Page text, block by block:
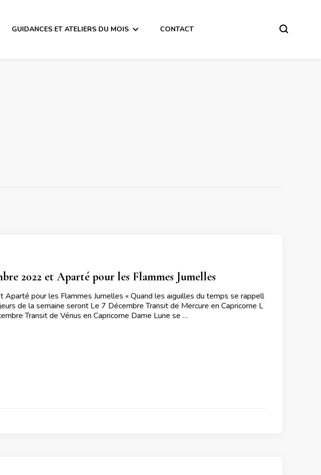
GUIDANCES ET ATELIERS DU MOIS CONTACT
2022 et Aparté pour les Flammes Jumelles
pour les Flammes Jumelles « Quand les aiguilles du temps se rappell
de la semaine seront Le 7 Décembre Transit de Mercure en Capricorne L
Transit de Vénus en Capricorne Dame Lune se …